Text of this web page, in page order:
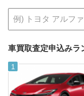
車買取査定申込みラ